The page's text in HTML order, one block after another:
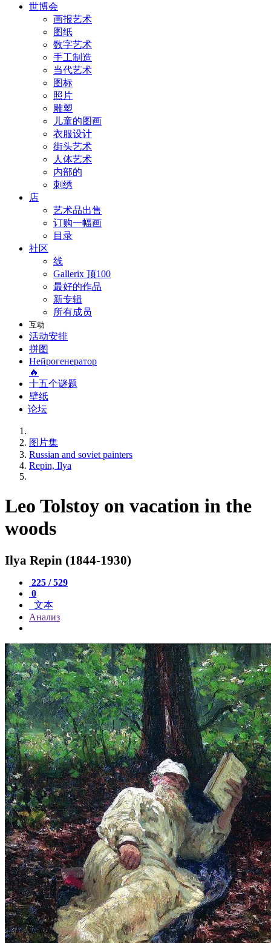
世博会
画报艺术
图纸
数字艺术
手工制造
当代艺术
图标
照片
雕塑
儿童的图画
衣服设计
街头艺术
人体艺术
内部的
刺绣
店
艺术品出售
订购一幅画
目录
社区
线
Gallerix 顶100
最好的作品
新专辑
所有成员
互动
活动安排
拼图
Нейрогенератор
🔥
十五个谜题
壁纸
论坛
图片集
Russian and soviet painters
Repin, Ilya
Leo Tolstoy on vacation in the
woods
Ilya Repin (1844-1930)
225 / 529
0
文本
Анализ